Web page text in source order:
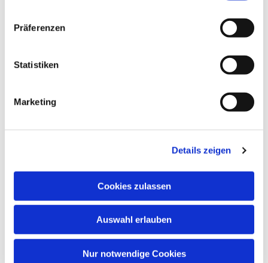
Präferenzen
Statistiken
Marketing
Details zeigen
Cookies zulassen
Auswahl erlauben
Nur notwendige Cookies